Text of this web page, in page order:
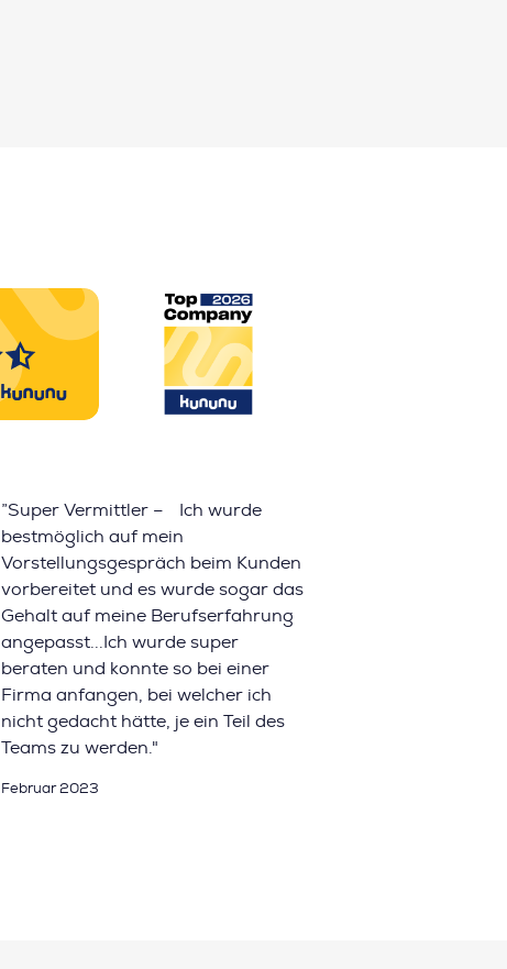
”Super Vermittler – Ich wurde
bestmöglich auf mein
Vorstellungsgespräch beim Kunden
vorbereitet und es wurde sogar das
Gehalt auf meine Berufserfahrung
angepasst...Ich wurde super
beraten und konnte so bei einer
Firma anfangen, bei welcher ich
nicht gedacht hätte, je ein Teil des
Teams zu werden."
Februar 2023